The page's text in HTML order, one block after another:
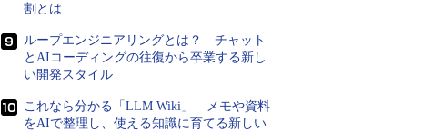
割とは
ループエンジニアリングとは？ チャット
とAIコーディングの往復から卒業する新し
い開発スタイル
これなら分かる「LLM Wiki」 メモや資料
をAIで整理し、使える知識に育てる新しい